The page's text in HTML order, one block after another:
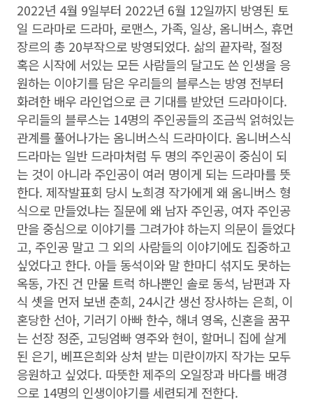
2022년 4월 9일부터 2022년 6월 12일까지 방영된 토
일 드라마로 드라마, 로맨스, 가족, 일상, 옴니버스, 휴먼
장르의 총 20부작으로 방영되었다. 삶의 끝자락, 절정
혹은 시작에 서있는 모든 사람들의 달고도 쓴 인생을 응
원하는 이야기를 담은 우리들의 블루스는 방영 전부터
화려한 배우 라인업으로 큰 기대를 받았던 드라마이다.
우리들의 블루스는 14명의 주인공들의 조금씩 얽혀있는
관계를 풀어나가는 옴니버스식 드라마이다. 옴니버스식
드라마는 일반 드라마처럼 두 명의 주인공이 중심이 되
는 것이 아니라 주인공이 여러 명이게 되는 드라마를 뜻
한다. 제작발표회 당시 노희경 작가에게 왜 옴니버스 형
식으로 만들었냐는 질문에 왜 남자 주인공, 여자 주인공
만을 중심으로 이야기를 그려가야 하는지 의문이 들었다
고, 주인공 말고 그 외의 사람들의 이야기에도 집중하고
싶었다고 한다. 아들 동석이와 말 한마디 섞지도 못하는
옥동, 가진 건 만물 트럭 하나뿐인 솔로 동석, 남편과 자
식 셋을 먼저 보낸 춘희, 24시간 생선 장사하는 은희, 이
혼당한 선아, 기러기 아빠 한수, 해녀 영옥, 신혼을 꿈꾸
는 선장 정준, 고딩엄빠 영주와 현이, 할머니 집에 살게
된 은기, 베프은희와 상처 받는 미란이까지 작가는 모두
응원하고 싶었다. 따뜻한 제주의 오일장과 바다를 배경
으로 14명의 인생이야기를 세련되게 전한다.